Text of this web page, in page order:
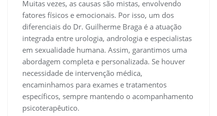
Muitas vezes, as causas são mistas, envolvendo
fatores físicos e emocionais. Por isso, um dos
diferenciais do Dr. Guilherme Braga é a atuação
integrada entre urologia, andrologia e especialistas
em sexualidade humana. Assim, garantimos uma
abordagem completa e personalizada. Se houver
necessidade de intervenção médica,
encaminhamos para exames e tratamentos
específicos, sempre mantendo o acompanhamento
psicoterapêutico.